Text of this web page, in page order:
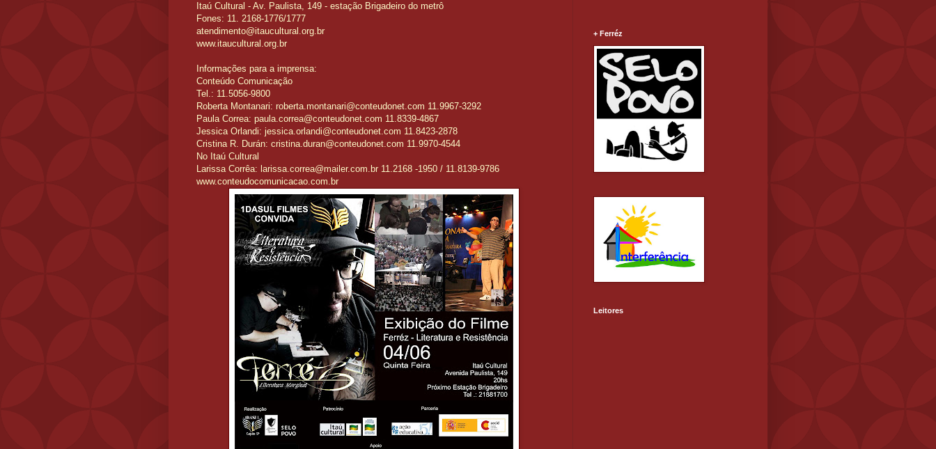
Itaú Cultural - Av. Paulista, 149 - estação Brigadeiro do metrô
Fones: 11. 2168-1776/1777
atendimento@itaucultural.org.br
www.itaucultural.org.br
Informações para a imprensa:
Conteúdo Comunicação
Tel.: 11.5056-9800
Roberta Montanari: roberta.montanari@conteudonet.com 11.9967-3292
Paula Correa: paula.correa@conteudonet.com 11.8339-4867
Jessica Orlandi: jessica.orlandi@conteudonet.com 11.8423-2878
Cristina R. Durán: cristina.duran@conteudonet.com 11.9970-4544
No Itaú Cultural
Larissa Corrêa: larissa.correa@mailer.com.br 11.2168 -1950 / 11.8139-9786
www.conteudocomunicacao.com.br
+ Ferréz
Leitores